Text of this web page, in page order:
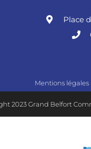
Place
Mentions légales
2023 Grand Belfort